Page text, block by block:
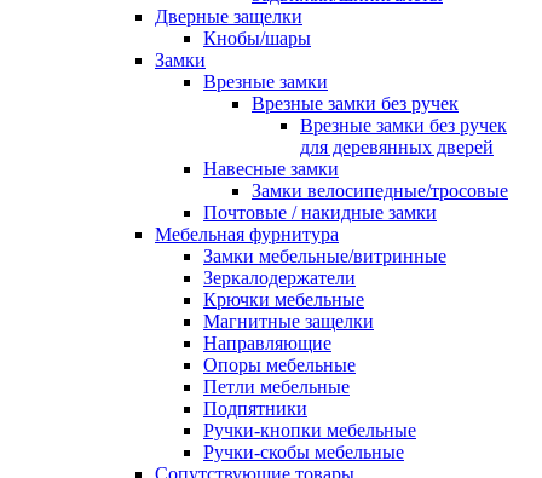
Дверные защелки
Кнобы/шары
Замки
Врезные замки
Врезные замки без ручек
Врезные замки без ручек
для деревянных дверей
Навесные замки
Замки велосипедные/тросовые
Почтовые / накидные замки
Мебельная фурнитура
Замки мебельные/витринные
Зеркалодержатели
Крючки мебельные
Магнитные защелки
Направляющие
Опоры мебельные
Петли мебельные
Подпятники
Ручки-кнопки мебельные
Ручки-скобы мебельные